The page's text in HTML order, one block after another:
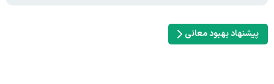
پیشنهاد بهبود معانی